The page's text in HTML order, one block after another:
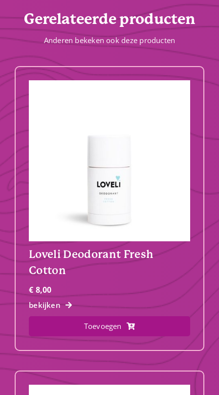
Gerelateerde producten
Anderen bekeken ook deze producten
Loveli Deodorant Fresh
Cotton
€ 8,00
bekijken
Toevoegen